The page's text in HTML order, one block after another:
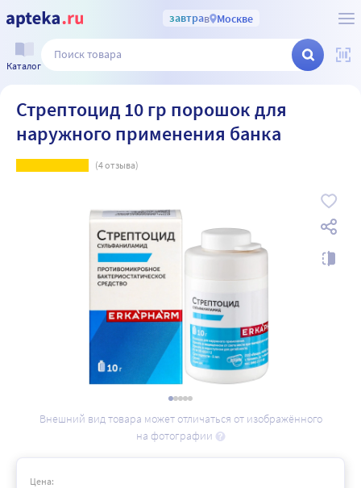
завтрав Москве
Каталог
Стрептоцид 10 гр порошок для
наружного применения банка
(4отзыва)
Внешний вид товара может отличаться от изображённого
на фотографии
Цена: